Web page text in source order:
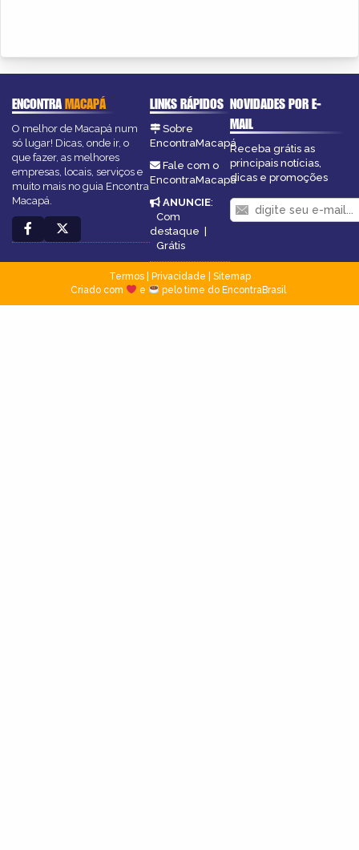
ENCONTRAMACAPÁ
O melhor de Macapá num
só lugar! Dicas, onde ir, o
que fazer, as melhores
empresas, locais, serviços e
muito mais no guia Encontra
Macapá.
LINKS RÁPIDOS
Sobre
EncontraMacapá
Fale com o
EncontraMacapá
ANUNCIE:
Com
destaque
Grátis
NOVIDADES POR E-
MAIL
Receba grátis as
principais notícias,
dicas e promoções
Termos| Privacidade
Sitemap
Criado com
e pelo time do EncontraBrasil